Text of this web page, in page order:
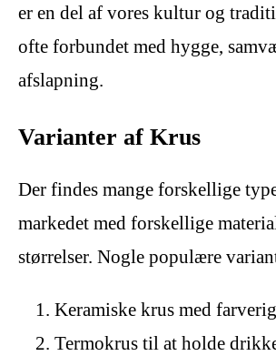
er en del af vores kultur og
ofte forbundet med hygge,
afslapning.
Varianter af Krus
Der findes mange forskellige
markedet med forskellige
størrelser. Nogle populære
Keramiske krus med
Termokrus til at holde